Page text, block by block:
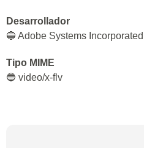
Desarrollador
🔵 Adobe Systems Incorporated
Tipo MIME
🔵 video/x-flv